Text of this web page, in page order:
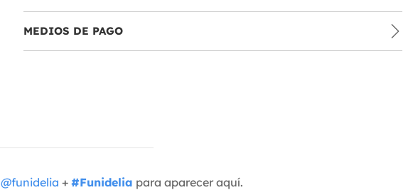
MEDIOS DE PAGO
@funidelia + #Funidelia para aparecer aquí.